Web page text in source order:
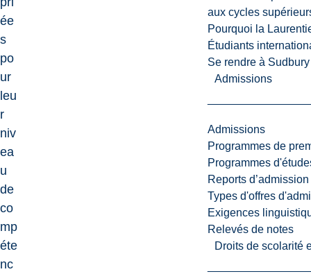
aux cycles
Pourquoi la
Étudiants
Se rendre à Sudbury
Admissions
Admissions
Programmes de
Programmes
Reports d’admission
Types d'offres
Exigences
Relevés de notes
Droits de scolarité
ée
s
po
ur
leu
r
niv
ea
u
de
co
mp
éte
nc